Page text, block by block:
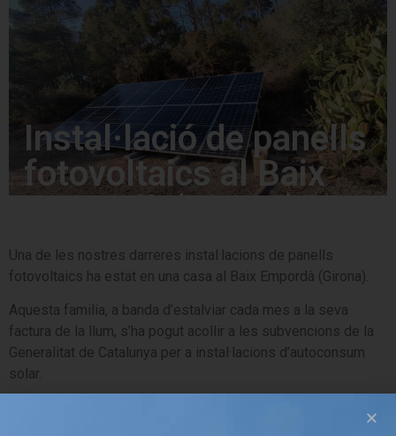
Instal·lació de panells
fotovoltaics al Baix
Empordà (Girona)
Una de les nostres darreres instal·lacions de panells
fotovoltaics ha estat en una casa al Baix Empordà (Girona).
Aquesta familia, a banda d’estalviar cada mes a la seva
factura de la llum, s’ha pogut acollir a les subvencions de la
Generalitat de Catalunya per a instal·lacions d’autoconsum
solar.